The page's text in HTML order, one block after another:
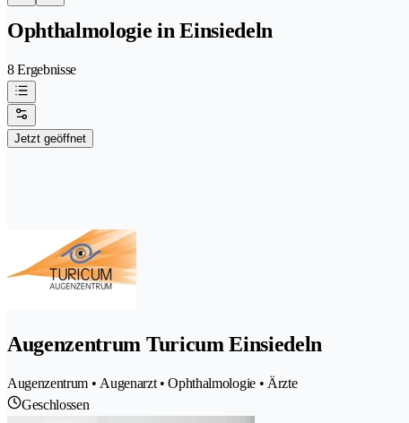
Ophthalmologie in Einsiedeln
8 Ergebnisse
Jetzt geöffnet
Augenzentrum Turicum Einsiedeln
Augenzentrum • Augenarzt • Ophthalmologie • Ärzte
Geschlossen